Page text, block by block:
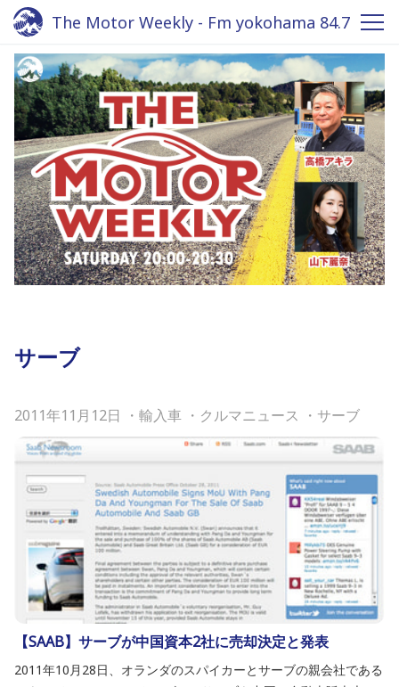
The Motor Weekly - Fm yokohama 84.7
サーブ
2011年11月12日 ・ 輸入車 ・ クルマニュース ・ サーブ
【SAAB】サーブが中国資本2社に売却決定と発表
2011年10月28日、オランダのスパイカーとサーブの親会社である